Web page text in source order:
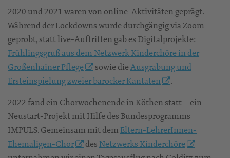
2020 und 2021 waren von online-Aktivitäten geprägt.
Während der Lockdowns wurde durchgängig via Zoom
geprobt, statt live-Auftritten gab es Digitalprojekte:
Frühlingsgruß aus dem Netzwerk Kinderchöre in der
Großenhainer Pflege
sowie dieAusgrabung und
Ersteinspielung zweier barocker Kantaten
.
2022 fand ein Chorwochenende in Köthen statt – ein
Neustart-Projekt mit Hilfe des Bundesprogramms
IMPULS. Gemeinsam mit dem Eltern-LehrerInnen-
Ehemaligen-Chor
des Netzwerks Kinderchöre